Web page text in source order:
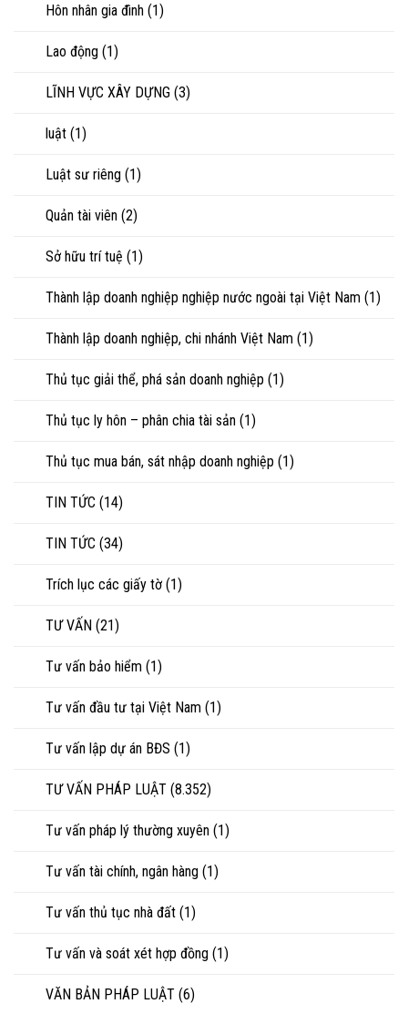
Hôn nhân gia đình (1)
Lao động (1)
LĨNH VỰC XÂY DỰNG (3)
luật (1)
Luật sư riêng (1)
Quản tài viên (2)
Sở hữu trí tuệ (1)
Thành lập doanh nghiệp nghiệp nước ngoài tại Việt Nam (1)
Thành lập doanh nghiệp, chi nhánh Việt Nam (1)
Thủ tục giải thể, phá sản doanh nghiệp (1)
Thủ tục ly hôn – phân chia tài sản (1)
Thủ tục mua bán, sát nhập doanh nghiệp (1)
TIN TỨC (14)
TIN TỨC (34)
Trích lục các giấy tờ (1)
TƯ VẤN (21)
Tư vấn bảo hiểm (1)
Tư vấn đầu tư tại Việt Nam (1)
Tư vấn lập dự án BĐS (1)
TƯ VẤN PHÁP LUẬT (8.352)
Tư vấn pháp lý thường xuyên (1)
Tư vấn tài chính, ngân hàng (1)
Tư vấn thủ tục nhà đất (1)
Tư vấn và soát xét hợp đồng (1)
VĂN BẢN PHÁP LUẬT (6)